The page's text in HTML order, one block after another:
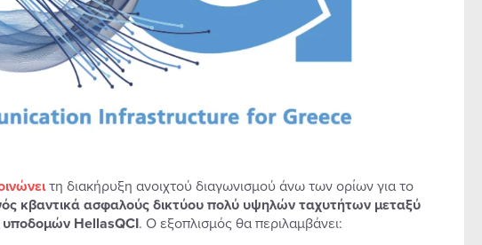
τη διακήρυξη ανοιχτού διαγωνισμού άνω των ορίων για το
κβαντικά ασφαλούς δικτύου πολύ υψηλών ταχυτήτων μεταξύ
υποδομών HellasQCI. Ο εξοπλισμός θα περιλαμβάνει: